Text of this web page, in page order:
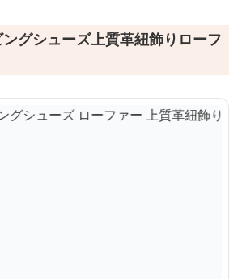
グシューズ上質革紐飾りローフ